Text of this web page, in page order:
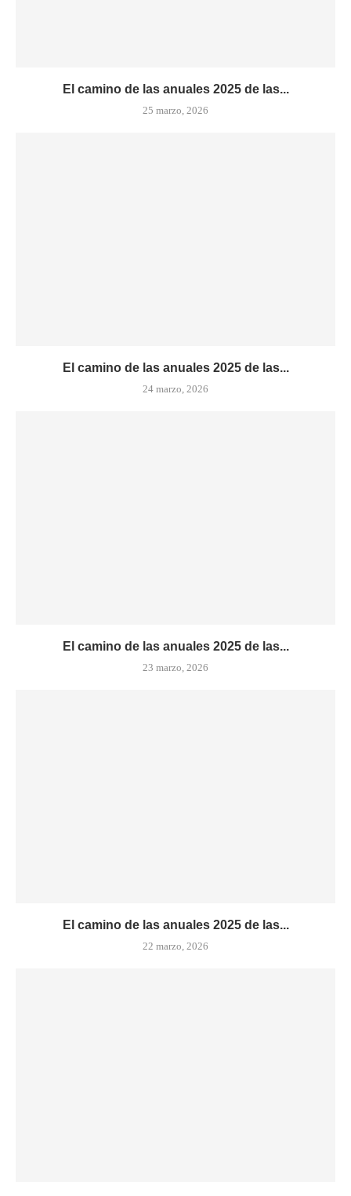
El camino de las anuales 2025 de las...
25 marzo, 2026
El camino de las anuales 2025 de las...
24 marzo, 2026
El camino de las anuales 2025 de las...
23 marzo, 2026
El camino de las anuales 2025 de las...
22 marzo, 2026